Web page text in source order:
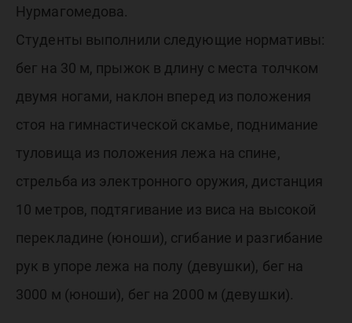
Нурмагомедова.
Студенты выполнили следующие нормативы:
бег на 30 м, прыжок в длину с места толчком
двумя ногами, наклон вперед из положения
стоя на гимнастической скамье, поднимание
туловища из положения лежа на спине,
стрельба из электронного оружия, дистанция
10 метров, подтягивание из виса на высокой
перекладине (юноши), сгибание и разгибание
рук в упоре лежа на полу (девушки), бег на
3000 м (юноши), бег на 2000 м (девушки).